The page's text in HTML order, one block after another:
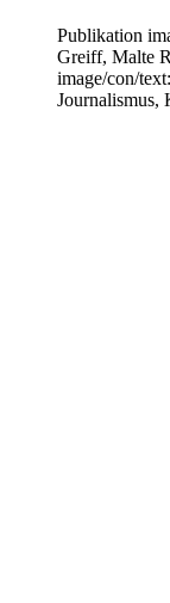
Publikation
Greiff, Malte
image/con/
Journalismus,